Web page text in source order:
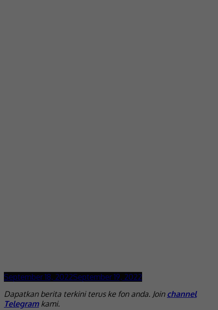
September 18, 2022September 19, 2022
Dapatkan berita terkini terus ke fon anda. Join channel
Telegramkami.